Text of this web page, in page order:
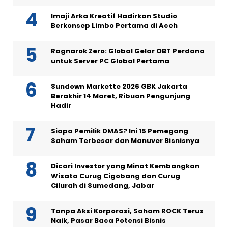
Imaji Arka Kreatif Hadirkan Studio
Berkonsep Limbo Pertama di Aceh
Ragnarok Zero: Global Gelar OBT Perdana
untuk Server PC Global Pertama
Sundown Markette 2026 GBK Jakarta
Berakhir 14 Maret, Ribuan Pengunjung
Hadir
Siapa Pemilik DMAS? Ini 15 Pemegang
Saham Terbesar dan Manuver Bisnisnya
Dicari Investor yang Minat Kembangkan
Wisata Curug Cigobang dan Curug
Cilurah di Sumedang, Jabar
Tanpa Aksi Korporasi, Saham ROCK Terus
Naik, Pasar Baca Potensi Bisnis